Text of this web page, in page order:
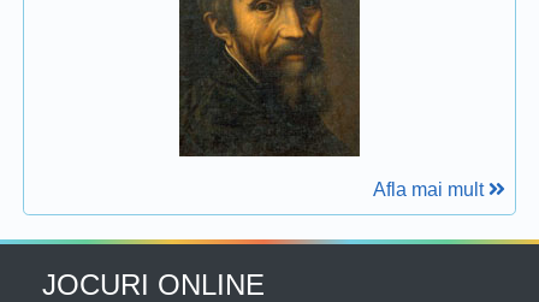
Afla mai mult
JOCURI ONLINE